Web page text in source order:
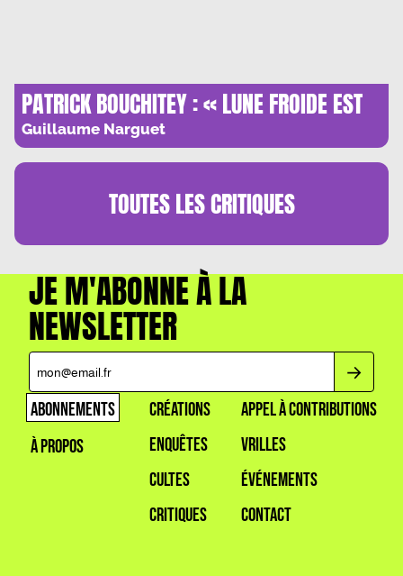
PATRICK BOUCHITEY : « LUNE FROIDE EST
UN REVE EVEILLE »
Guillaume Narguet
TOUTES LESCRITIQUES
JE M'ABONNE À LA
NEWSLETTER
ABONNEMENTS
À PROPOS
CRÉATIONS
ENQUÊTES
CULTES
CRITIQUES
APPEL À CONTRIBUTIONS
VRILLES
ÉVÉNEMENTS
CONTACT